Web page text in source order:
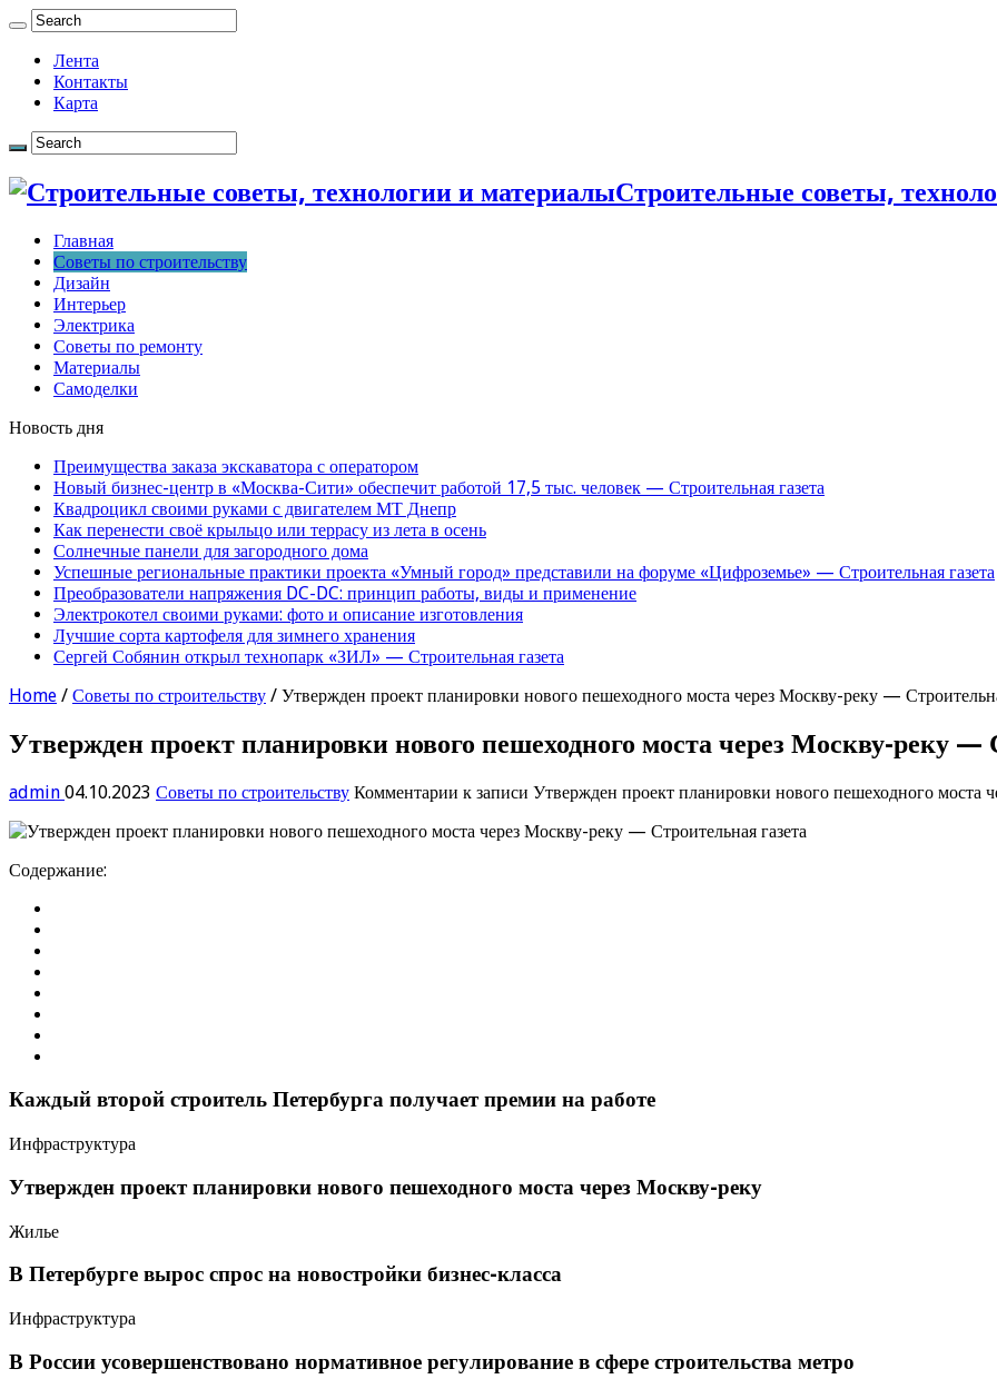
Лента
Контакты
Карта
Строительные советы,
Главная
Советы по строительству
Дизайн
Интерьер
Электрика
Советы по ремонту
Материалы
Самоделки
Новость дня
Преимущества заказа экскаватора с оператором
Новый бизнес-центр в «Москва-Сити» обеспечит работой 17,5 тыс. человек — Строительная газета
Квадроцикл своими руками с двигателем МТ Днепр
Как перенести своё крыльцо или террасу из лета в осень
Солнечные панели для загородного дома
Успешные региональные практики проекта «Умный город» представили на форуме «Цифроземье» — Строительная газета
Преобразователи напряжения DC-DC: принцип работы, виды и применение
Электрокотел своими руками: фото и описание изготовления
Лучшие сорта картофеля для зимнего хранения
Сергей Собянин открыл технопарк «ЗИЛ» — Строительная газета
Home / Советы по строительству / Утвержден проект планировки нового пешеходного моста через Москву-реку —
Утвержден проект планировки нового пешеходного моста через Москву-реку —
admin 04.10.2023 Советы по строительству Комментарии к записи Утвержден проект планировки нового пешеходного моста
Содержание:
Каждый второй строитель Петербурга получает премии на работе
Инфраструктура
Утвержден проект планировки нового пешеходного моста через Москву-реку
Жилье
В Петербурге вырос спрос на новостройки бизнес-класса
Инфраструктура
В России усовершенствовано нормативное регулирование в сфере строительства метро